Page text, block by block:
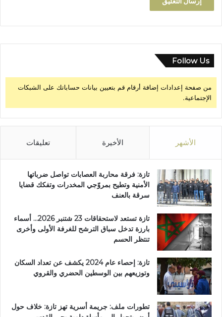
Follow Us
من صفحة إعدادات إضافة أرقام قم بتعيين بيانات حساباتك على الشبكات
الإجتماعية.
الأشهر الأخيرة تعليقات
تازة: فرقة محاربة العصابات تواصل ضرباتها
الأمنية وتطيح بمروّجي المخدرات وتفكك قضايا
سرقة بالعنف
تازة تستعد لاستحقاقات 23 شتنبر 2026… أسماء
بارزة تدخل سباق الترشح للغرفة الأولى وأخرى
تنتظر الحسم
تازة: إحصاء عام 2024 يكشف عن تعداد السكان
وتوزيعهم بين الوسطين الحضري والقروي
تطورات ملف: جريمة أسرية تهز تازة: خلاف حول